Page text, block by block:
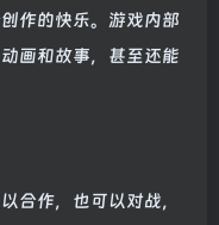
作的快乐。游戏内部
画和故事，甚至还能
合作，也可以对战，